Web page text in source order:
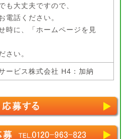
も大丈夫ですので、
電話ください。
時に、「ホームページを見
さい。
ービス株式会社 H4：加納